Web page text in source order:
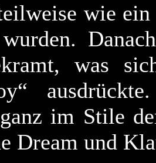
wie
was
im Stile
Dream und